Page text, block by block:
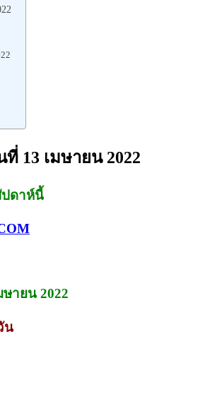
13 เมษายน 2022
ปดาห์นี้
ษายน 2022
น